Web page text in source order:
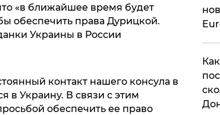
«в ближайшее время будет
обеспечить права Дурицкой.
Украины в России
контакт нашего консула в
в Украину. В связи с этим
обеспечить ее право